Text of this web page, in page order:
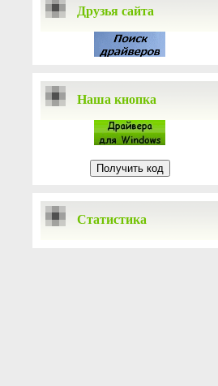
Друзья сайта
Наша кнопка
Статистика